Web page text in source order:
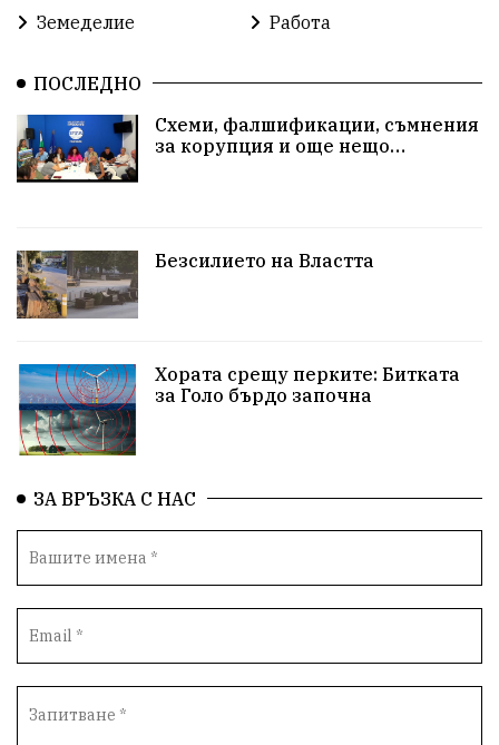
Земеделие
Работа
ПОСЛЕДНО
Схеми, фалшификации, съмнения
за корупция и още нещо…
Безсилието на Властта
Хората срещу перките: Битката
за Голо бърдо започна
ЗА ВРЪЗКА С НАС